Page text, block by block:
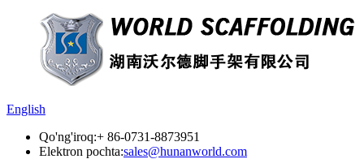
English
Qo'ng'iroq:+ 86-0731-8873951
Elektron pochta:sales@hunanworld.com